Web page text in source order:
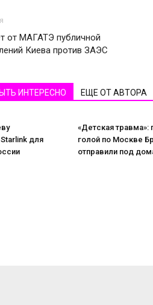
от МАГАТЭ публичной
Киева против ЗАЭС
ИНТЕРЕСНО ЕЩЕ ОТ АВТОРА
для
«Детская травма»:
голой по Москве
отправили под